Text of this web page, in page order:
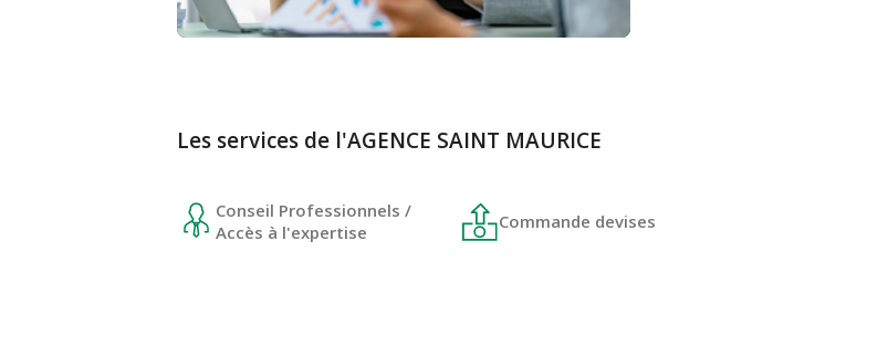
Les services de l'AGENCE SAINT MAURICE
Conseil Professionnels /
Accès à l'expertise
Commande devises